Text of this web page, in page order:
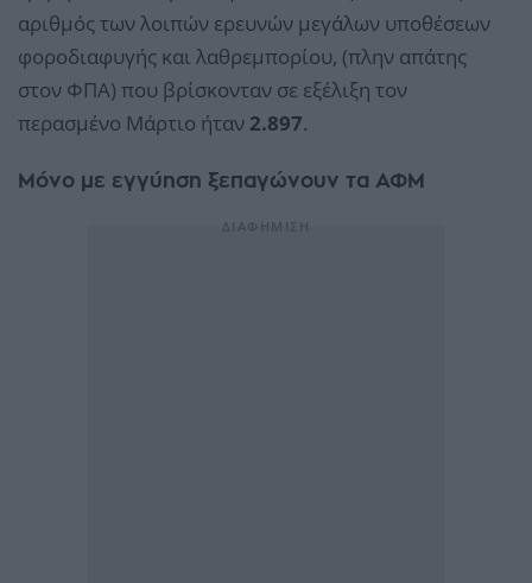
αριθμός των λοιπών ερευνών μεγάλων υποθέσεων
φοροδιαφυγής και λαθρεμπορίου, (πλην απάτης
στον ΦΠΑ) που βρίσκονταν σε εξέλιξη τον
περασμένο Μάρτιο ήταν 2.897.
Μόνο με εγγύηση ξεπαγώνουν τα ΑΦΜ